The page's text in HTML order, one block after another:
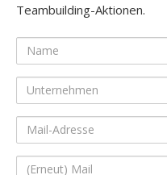
Teambuilding-Aktionen.
Name
Unternehmen
Mail-
Adresse
(Erneut)